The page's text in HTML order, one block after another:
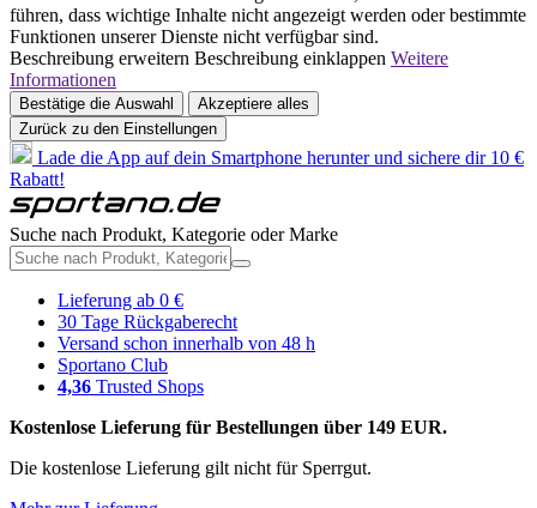
führen, dass wichtige Inhalte nicht angezeigt werden oder bestimmte
Funktionen unserer Dienste nicht verfügbar sind.
Beschreibung erweitern Beschreibung einklappen Weitere
Informationen
Bestätige die Auswahl
Akzeptiere alles
Zurück zu den Einstellungen
Lade die App auf dein Smartphone herunter und sichere dir 10 €
Rabatt!
Suche nach Produkt, Kategorie oder Marke
Lieferung ab 0 €
30 Tage Rückgaberecht
Versand schon innerhalb von 48 h
Sportano Club
4,36 Trusted Shops
Kostenlose Lieferung für Bestellungen über 149 EUR.
Die kostenlose Lieferung gilt nicht für Sperrgut.